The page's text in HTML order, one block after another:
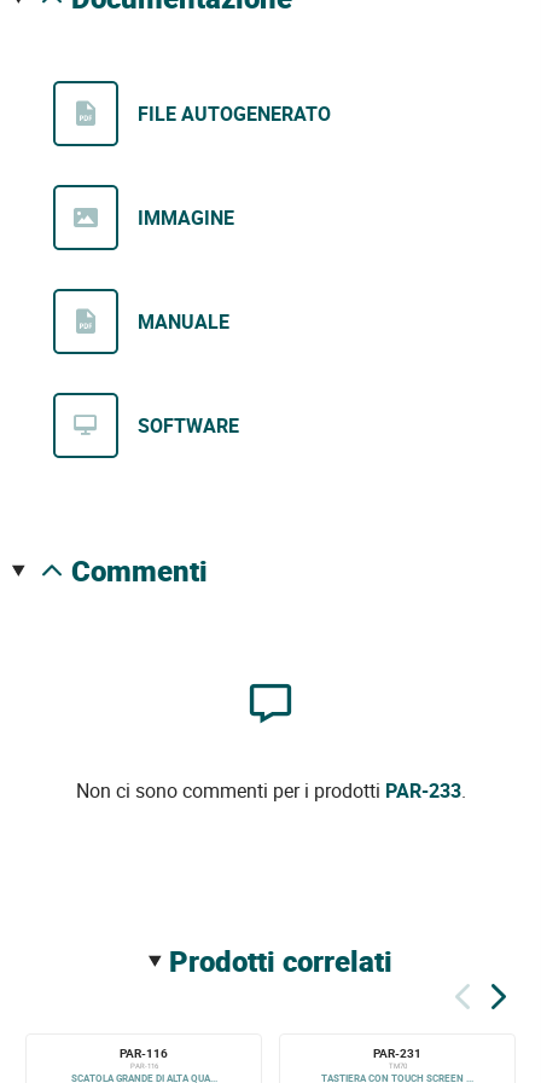
FILE AUTOGENERATO
IMMAGINE
MANUALE
SOFTWARE
commenti
Non ci sono commenti per i prodotti PAR-233.
prodotti correlati
PAR-116
PAR-116
SCATOLA GRANDE DI ALTA QUA...
PAR-231
TM70
TASTIERA CON TOUCH SCREEN ...